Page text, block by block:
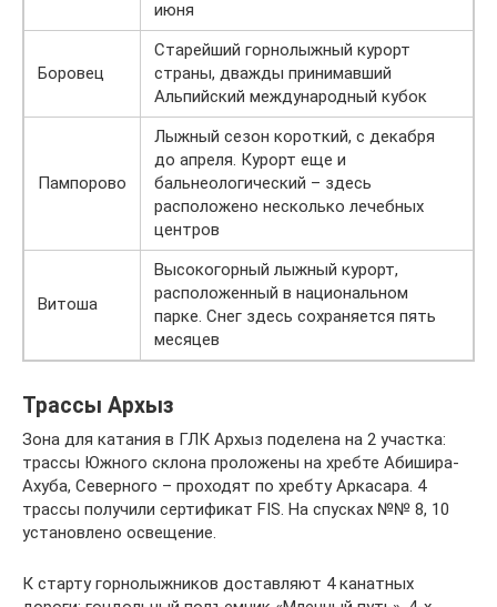
июня
Боровец
Старейший горнолыжный курорт
страны, дважды принимавший
Альпийский международный кубок
Пампорово
Лыжный сезон короткий, с декабря
до апреля. Курорт еще и
бальнеологический – здесь
расположено несколько лечебных
центров
Витоша
Высокогорный лыжный курорт,
расположенный в национальном
парке. Снег здесь сохраняется пять
месяцев
Трассы Архыз
Зона для катания в ГЛК Архыз поделена на 2 участка:
трассы Южного склона проложены на хребте Абишира-
Ахуба, Северного – проходят по хребту Аркасара. 4
трассы получили сертификат FIS. На спусках №№ 8, 10
установлено освещение.
К старту горнолыжников доставляют 4 канатных